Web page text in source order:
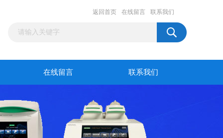
返回首页 在线留言 联系我们
在线留言 联系我们